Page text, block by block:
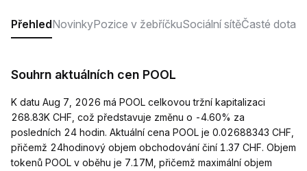
PřehledNovinkyPozice v žebříčkuSociální sítěČasté
Souhrn aktuálních cen POOL
K datu Aug 7, 2026 má POOL celkovou tržní kapitalizaci
268.83K CHF, což představuje změnu o -4.60% za
posledních 24 hodin. Aktuální cena POOL je 0.02688343 CHF,
přičemž 24hodinový objem obchodování činí 1.37 CHF. Objem
tokenů POOL v oběhu je 7.17M, přičemž maximální objem